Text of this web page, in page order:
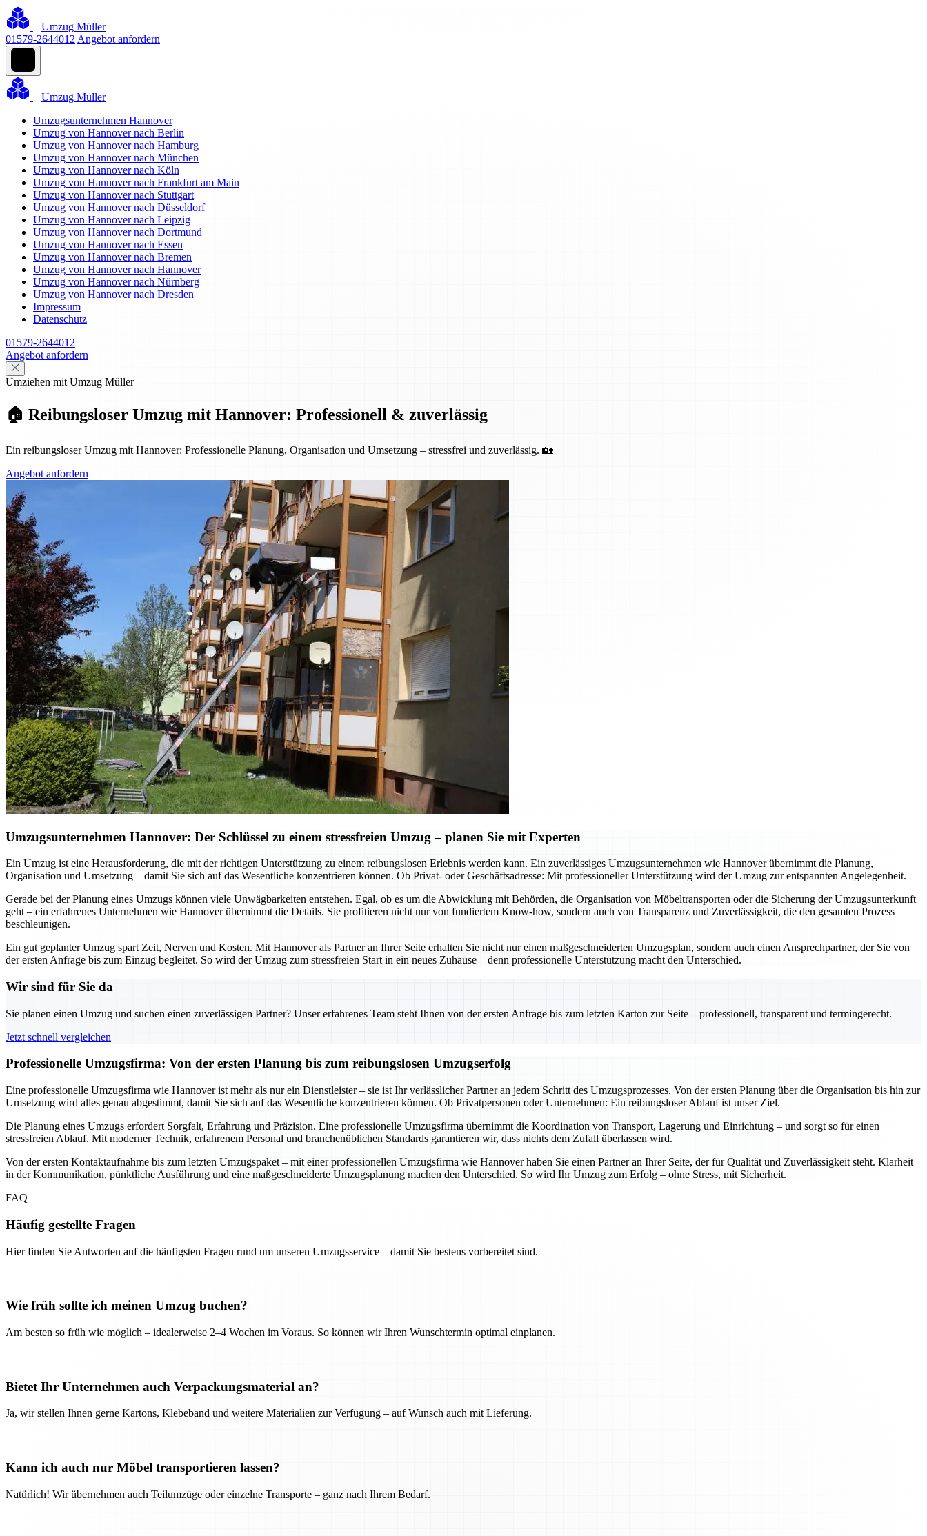
Umzug Müller
01579-2644012 Angebot anfordern
Umzug Müller
Umzugsunternehmen Hannover
Umzug von Hannover nach Berlin
Umzug von Hannover nach Hamburg
Umzug von Hannover nach München
Umzug von Hannover nach Köln
Umzug von Hannover nach Frankfurt am Main
Umzug von Hannover nach Stuttgart
Umzug von Hannover nach Düsseldorf
Umzug von Hannover nach Leipzig
Umzug von Hannover nach Dortmund
Umzug von Hannover nach Essen
Umzug von Hannover nach Bremen
Umzug von Hannover nach Hannover
Umzug von Hannover nach Nürnberg
Umzug von Hannover nach Dresden
Impressum
Datenschutz
01579-2644012
Angebot anfordern
Umziehen mit Umzug Müller
🏠 Reibungsloser Umzug mit Hannover: Professionell & zuverlässig
Ein reibungsloser Umzug mit Hannover: Professionelle Planung, Organisation und Umsetzung – stressfrei und zuverlässig. 🏡
Angebot anfordern
Umzugsunternehmen Hannover: Der Schlüssel zu einem stressfreien Umzug – planen Sie mit Experten
Ein Umzug ist eine Herausforderung, die mit der richtigen Unterstützung zu einem reibungslosen Erlebnis werden kann. Ein zuverlässiges Umzugsunternehmen wie Hannover übernimmt die Planung,
Organisation und Umsetzung – damit Sie sich auf das Wesentliche konzentrieren können. Ob Privat- oder Geschäftsadresse: Mit professioneller Unterstützung wird der Umzug zur entspannten Angelegenheit.
Gerade bei der Planung eines Umzugs können viele Unwägbarkeiten entstehen. Egal, ob es um die Abwicklung mit Behörden, die Organisation von Möbeltransporten oder die Sicherung der Umzugsunterkunft
geht – ein erfahrenes Unternehmen wie Hannover übernimmt die Details. Sie profitieren nicht nur von fundiertem Know-how, sondern auch von Transparenz und Zuverlässigkeit, die den gesamten Prozess
beschleunigen.
Ein gut geplanter Umzug spart Zeit, Nerven und Kosten. Mit Hannover als Partner an Ihrer Seite erhalten Sie nicht nur einen maßgeschneiderten Umzugsplan, sondern auch einen Ansprechpartner, der Sie von
der ersten Anfrage bis zum Einzug begleitet. So wird der Umzug zum stressfreien Start in ein neues Zuhause – denn professionelle Unterstützung macht den Unterschied.
Wir sind für Sie da
Sie planen einen Umzug und suchen einen zuverlässigen Partner? Unser erfahrenes Team steht Ihnen von der ersten Anfrage bis zum letzten Karton zur Seite – professionell, transparent und termingerecht.
Jetzt schnell vergleichen
Professionelle Umzugsfirma: Von der ersten Planung bis zum reibungslosen Umzugserfolg
Eine professionelle Umzugsfirma wie Hannover ist mehr als nur ein Dienstleister – sie ist Ihr verlässlicher Partner an jedem Schritt des Umzugsprozesses. Von der ersten Planung über die Organisation bis hin zur
Umsetzung wird alles genau abgestimmt, damit Sie sich auf das Wesentliche konzentrieren können. Ob Privatpersonen oder Unternehmen: Ein reibungsloser Ablauf ist unser Ziel.
Die Planung eines Umzugs erfordert Sorgfalt, Erfahrung und Präzision. Eine professionelle Umzugsfirma übernimmt die Koordination von Transport, Lagerung und Einrichtung – und sorgt so für einen
stressfreien Ablauf. Mit moderner Technik, erfahrenem Personal und branchenüblichen Standards garantieren wir, dass nichts dem Zufall überlassen wird.
Von der ersten Kontaktaufnahme bis zum letzten Umzugspaket – mit einer professionellen Umzugsfirma wie Hannover haben Sie einen Partner an Ihrer Seite, der für Qualität und Zuverlässigkeit steht. Klarheit
in der Kommunikation, pünktliche Ausführung und eine maßgeschneiderte Umzugsplanung machen den Unterschied. So wird Ihr Umzug zum Erfolg – ohne Stress, mit Sicherheit.
FAQ
Häufig gestellte Fragen
Hier finden Sie Antworten auf die häufigsten Fragen rund um unseren Umzugsservice – damit Sie bestens vorbereitet sind.
Wie früh sollte ich meinen Umzug buchen?
Am besten so früh wie möglich – idealerweise 2–4 Wochen im Voraus. So können wir Ihren Wunschtermin optimal einplanen.
Bietet Ihr Unternehmen auch Verpackungsmaterial an?
Ja, wir stellen Ihnen gerne Kartons, Klebeband und weitere Materialien zur Verfügung – auf Wunsch auch mit Lieferung.
Kann ich auch nur Möbel transportieren lassen?
Natürlich! Wir übernehmen auch Teilumzüge oder einzelne Transporte – ganz nach Ihrem Bedarf.